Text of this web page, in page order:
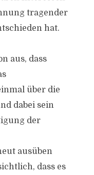
tragender
hat.
aus, dass
über die
dabei sein
der
ausüben
dass es